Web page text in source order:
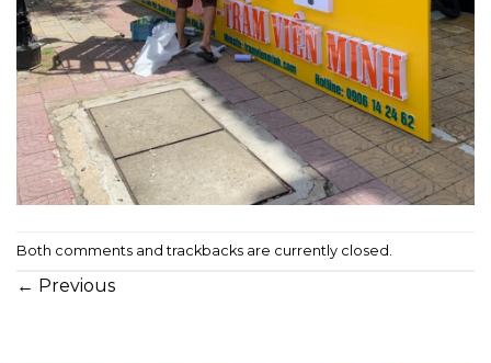
Both comments and trackbacks are currently closed.
← Previous